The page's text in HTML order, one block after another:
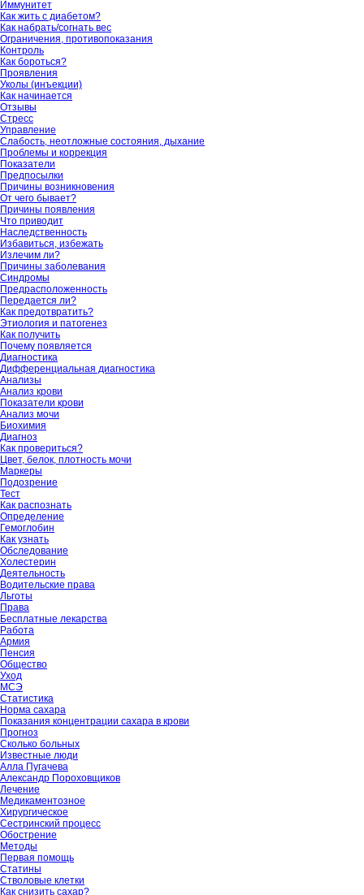
Иммунитет
Как жить с диабетом?
Как набрать/согнать вес
Ограничения, противопоказания
Контроль
Как бороться?
Проявления
Уколы (инъекции)
Как начинается
Отзывы
Стресс
Управление
Слабость, неотложные состояния, дыхание
Проблемы и коррекция
Показатели
Предпосылки
Причины возникновения
От чего бывает?
Причины появления
Что приводит
Наследственность
Избавиться, избежать
Излечим ли?
Причины заболевания
Синдромы
Предрасположенность
Передается ли?
Как предотвратить?
Этиология и патогенез
Как получить
Почему появляется
Диагностика
Дифференциальная диагностика
Анализы
Анализ крови
Показатели крови
Анализ мочи
Биохимия
Диагноз
Как провериться?
Цвет, белок, плотность мочи
Маркеры
Подозрение
Тест
Как распознать
Определение
Гемоглобин
Как узнать
Обследование
Холестерин
Деятельность
Водительские права
Льготы
Права
Бесплатные лекарства
Работа
Армия
Пенсия
Общество
Уход
МСЭ
Статистика
Норма сахара
Показания концентрации сахара в крови
Прогноз
Сколько больных
Известные люди
Алла Пугачева
Александр Пороховщиков
Лечение
Медикаментозное
Хирургическое
Сестринский процесс
Обострение
Методы
Первая помощь
Статины
Стволовые клетки
Как снизить сахар?